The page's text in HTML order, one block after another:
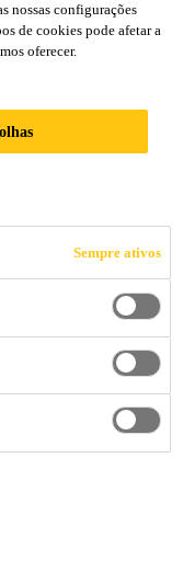
nossas configurações
de cookies pode afetar a
oferecer.
Sempre ativos